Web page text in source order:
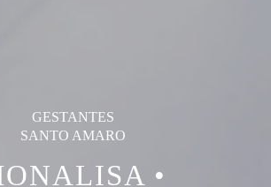
GESTANTES
SANTO AMARO
•